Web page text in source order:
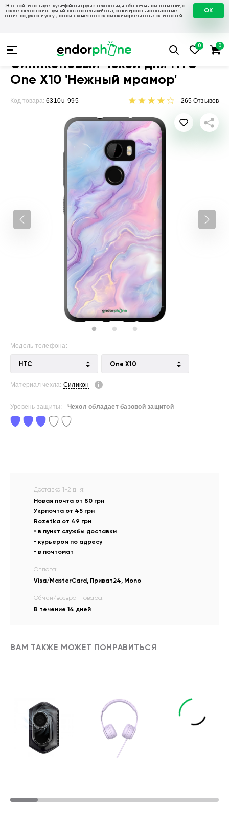
Этот сайт использует куки-файлы и другие технологии, чтобы помочь вам в навигации, а
также предоставить лучший пользовательский опыт, анализировать использование
наших продуктов и услуг, повысить качество рекламных и маркетинговых активностей.
OK
Чехлы на HTC Чехол для HTC One
Силиконовый чехол для HTC
One X10 'Нежный мрамор'
Код товара: 6310u-995 265 Отзывов
Модель телефона:
HTC One X10
Материал чехла: Силикон
Уровень защиты: Чехол обладает базовой защитой
Доставка 1-2 дня:
Новая почта от 80 грн
Укрпочта от 45 грн
Rozetka от 49 грн
• в пункт службы доставки
• курьером по адресу
• в почтомат
Оплата:
Visa/MasterCard, Приват24, Mono
Обмен/возврат товара:
В течение 14 дней
ВАМ ТАКЖЕ МОЖЕТ ПОНРАВИТЬСЯ